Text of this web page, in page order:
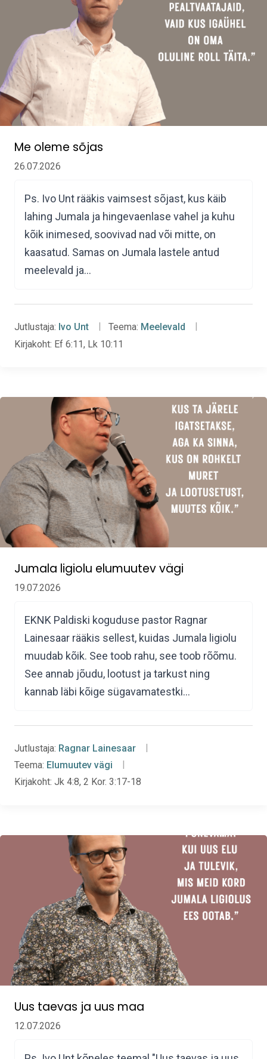
Me oleme sõjas
26.07.2026
Ps. Ivo Unt rääkis vaimsest sõjast, kus käib
lahing Jumala ja hingevaenlase vahel ja kuhu
kõik inimesed, soovivad nad või mitte, on
kaasatud. Samas on Jumala lastele antud
meelevald ja…
Jutlustaja: Ivo Unt Teema: Meelevald
Kirjakoht: Ef 6:11, Lk 10:11
Jumala ligiolu elumuutev vägi
19.07.2026
EKNK Paldiski koguduse pastor Ragnar
Lainesaar rääkis sellest, kuidas Jumala ligiolu
muudab kõik. See toob rahu, see toob rõõmu.
See annab jõudu, lootust ja tarkust ning
kannab läbi kõige sügavamatestki…
Jutlustaja: Ragnar Lainesaar
Teema: Elumuutev vägi
Kirjakoht: Jk 4:8, 2 Kor. 3:17-18
Uus taevas ja uus maa
12.07.2026